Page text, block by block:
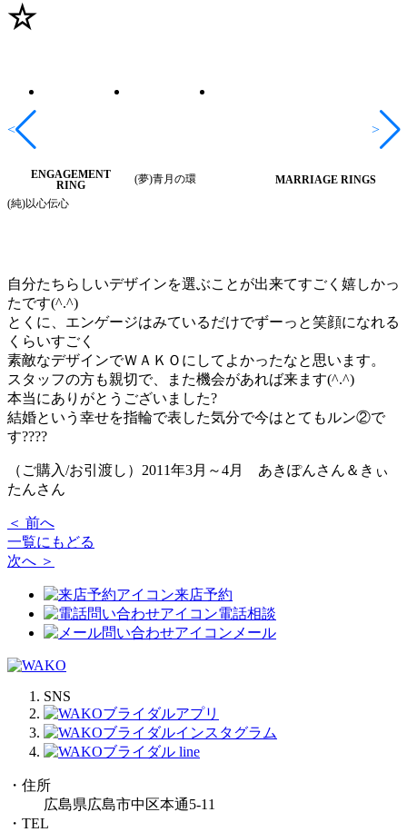
< >
☆
ENGAGEMENT
RING
(夢)青月の環
MARRIAGE RINGS
(純)以心伝心
自分たちらしいデザインを選ぶことが出来てすごく嬉しかっ
たです(^.^)
とくに、エンゲージはみているだけでずーっと笑顔になれる
くらいすごく
素敵なデザインでＷＡＫＯにしてよかったなと思います。
スタッフの方も親切で、また機会があれば来ます(^.^)
本当にありがとうございました?
結婚という幸せを指輪で表した気分で今はとてもルン②で
す????
（ご購入/お引渡し）2011年3月～4月 あきぽんさん＆きぃ
たんさん
＜ 前へ
一覧にもどる
次へ ＞
来店予約
電話相談
メール
SNS
・住所
広島県広島市中区本通5-11
・TEL